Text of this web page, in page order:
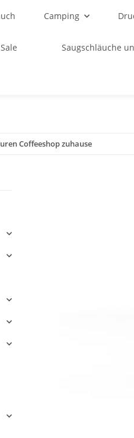
Camping
Sale Saugschläuche
Coffeeshop zuhause